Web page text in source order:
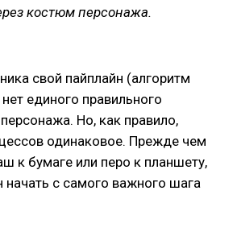
костюм персонажа.
свой пайплайн (алгоритм
единого правильного
Но, как правило,
одинаковое. Прежде чем
к бумаге или перо к планшету,
с самого важного шага